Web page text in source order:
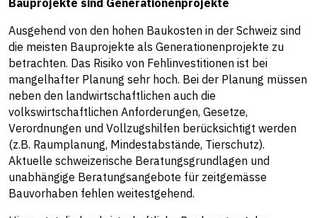
Bauprojekte sind Generationenprojekte
Ausgehend von den hohen Baukosten in der Schweiz sind
die meisten Bauprojekte als Generationenprojekte zu
betrachten. Das Risiko von Fehlinvestitionen ist bei
mangelhafter Planung sehr hoch. Bei der Planung müssen
neben den landwirtschaftlichen auch die
volkswirtschaftlichen Anforderungen, Gesetze,
Verordnungen und Vollzugshilfen berücksichtigt werden
(z.B. Raumplanung, Mindestabstände, Tierschutz).
Aktuelle schweizerische Beratungsgrundlagen und
unabhängige Beratungsangebote für zeitgemässe
Bauvorhaben fehlen weitestgehend.